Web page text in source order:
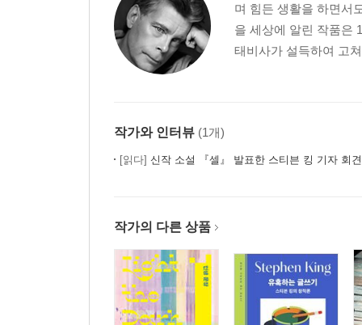
17장 122
18장 166
19장 200
23장 339
24장 381
며 힘든 생활을 하면서
을 세상에 알린 작품은
태비사가 설득하여 고
작가와 인터뷰 (1개)
[읽다] 신작 소설 『셀』 발표한 스티븐 킹 기자 회
작가의 다른 상품